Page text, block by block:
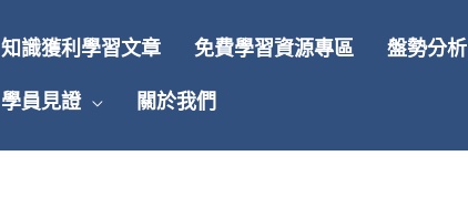
知識獲利學習文章 免費學習資源專區 盤勢分析
學員見證 關於我們